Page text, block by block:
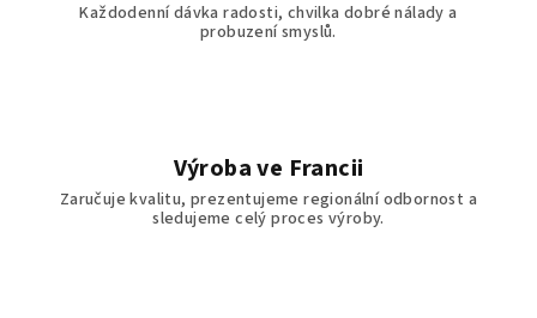
Každodenní dávka radosti, chvilka dobré nálady a
probuzení smyslů.
Výroba ve Francii
Zaručuje kvalitu, prezentujeme regionální odbornost a
sledujeme celý proces výroby.